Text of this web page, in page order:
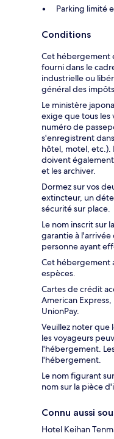
Parking limité
Conditions
Cet hébergement
fourni dans le
industrielle ou
général des impôts
Le ministère
exige que tous
numéro de
s'enregistrent
hôtel, motel, etc.).
doivent
et les archiver.
Dormez sur vos
extincteur, un
sécurité sur place.
Le nom inscrit sur
garantie à
personne ayant
Cet hébergement
espèces.
Cartes de crédit
American
UnionPay.
Veuillez noter que
les voyageurs
l'hébergement.
l'hébergement.
Le nom figurant
nom sur la pièce
Connu aussi
Hotel Keihan